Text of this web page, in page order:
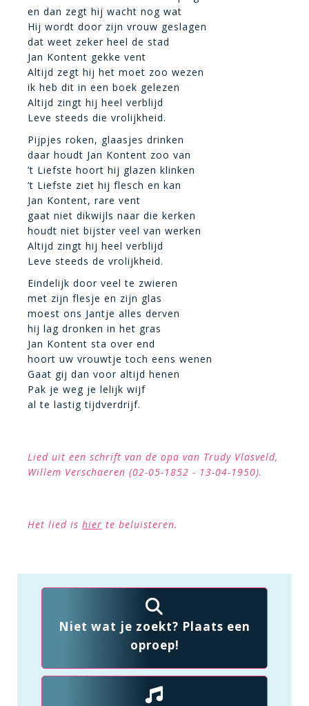
en dan zegt hij wacht nog wat
Hij wordt door zijn vrouw geslagen
dat weet zeker heel de stad
Jan Kontent gekke vent
Altijd zegt hij het moet zoo wezen
ik heb dit in een boek gelezen
Altijd zingt hij heel verblijd
Leve steeds die vrolijkheid.
Pijpjes roken, glaasjes drinken
daar houdt Jan Kontent zoo van
’t Liefste hoort hij glazen klinken
’t Liefste ziet hij flesch en kan
Jan Kontent, rare vent
gaat niet dikwijls naar die kerken
houdt niet bijster veel van werken
Altijd zingt hij heel verblijd
Leve steeds de vrolijkheid.
Eindelijk door veel te zwieren
met zijn flesje en zijn glas
moest ons Jantje alles derven
hij lag dronken in het gras
Jan Kontent sta over end
hoort uw vrouwtje toch eens wenen
Gaat gij dan voor altijd henen
Pak je weg je lelijk wijf
al te lastig tijdverdrijf.
Lied uit een schrift van de opa van Trudy Vlasveld,
Willem Verschaeren (02-05-1852 - 13-04-1950).
Het lied is hier te beluisteren.
Niet wat je zoekt? Plaats een
oproep!